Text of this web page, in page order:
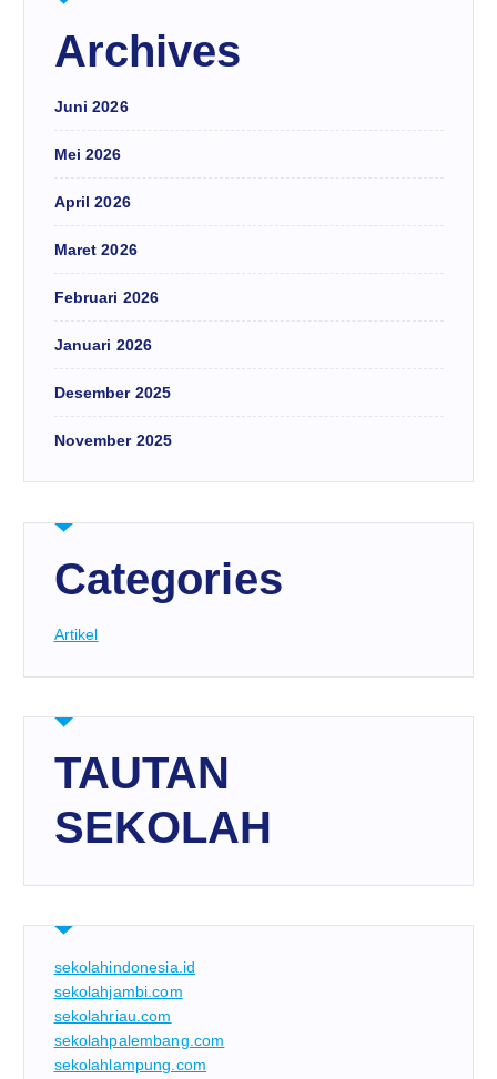
Archives
Juni 2026
Mei 2026
April 2026
Maret 2026
Februari 2026
Januari 2026
Desember 2025
November 2025
Categories
Artikel
TAUTAN
SEKOLAH
sekolahindonesia.id
sekolahjambi.com
sekolahriau.com
sekolahpalembang.com
sekolahlampung.com